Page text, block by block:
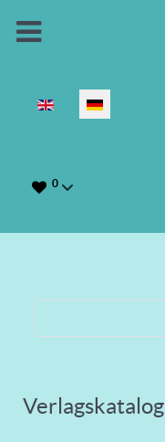
Sprache auswählen
0
Verlagskatalog